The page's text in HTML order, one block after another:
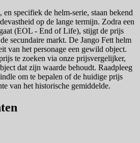
en specifiek de helm-serie, staan bekend
op de lange termijn. Zodra een
(EOL - End of Life), stijgt de prijs
secundaire markt. De Jango Fett helm
van het personage een gewild object.
te zoeken via onze prijsvergelijker,
dat zijn waarde behoudt. Raadpleeg
om te bepalen of de huidige prijs
van het historische gemiddelde.